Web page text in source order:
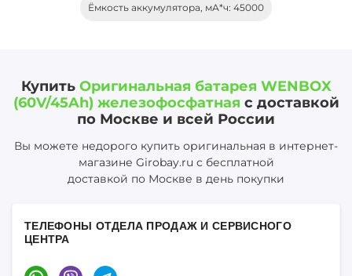
Ёмкость аккумулятора, мА*ч: 45000
Купить Оригинальная батарея WENBOX
(60V/45Ah) железофосфатная с доставкой
по Москве и всей России
Вы можете недорого купить оригинальная в интернет-
магазине Girobay.ru с бесплатной
доставкой по Москве в день покупки
ТЕЛЕФОНЫ ОТДЕЛА ПРОДАЖ И СЕРВИСНОГО
ЦЕНТРА